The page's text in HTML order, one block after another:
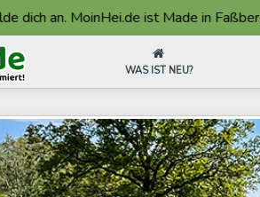
MoinHei.de ist Made in Faßberg ❤️
WAS IST NEU?